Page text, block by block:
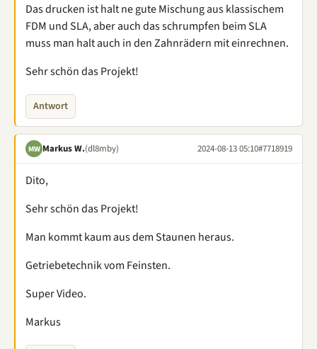
Das drucken ist halt ne gute Mischung aus klassischem
FDM und SLA, aber auch das schrumpfen beim SLA
muss man halt auch in den Zahnrädern mit einrechnen.
Sehr schön das Projekt!
Antwort
MW Markus W.(dl8mby) 2024-08-13 05:10#7718919
Dito,
Sehr schön das Projekt!
Man kommt kaum aus dem Staunen heraus.
Getriebetechnik vom Feinsten.
Super Video.
Markus